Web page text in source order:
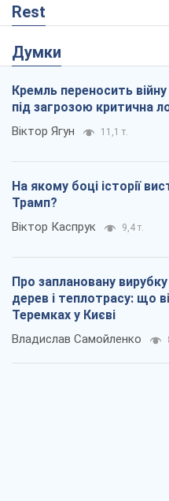
Rest
Думки
Кремль переносить
під загрозою критична
Віктор Ягун 11,1 т.
На якому боці історії
Трамп?
Віктор Каспрук 9,4 т.
Про заплановану
дерев і теплотрасу: що
Теремках у Києві
Владислав Самойленко